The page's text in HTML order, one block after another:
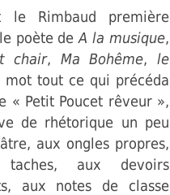
le Rimbaud première
poète deA la musique,
chair, Ma Bohême, le
mot tout ce qui précéda
« Petit Poucet rêveur »,
de rhétorique un peu
aux ongles propres,
aux devoirs
aux notes de classe